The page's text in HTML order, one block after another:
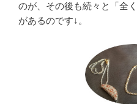
のが、その後も続々と「全
があるのです↓。